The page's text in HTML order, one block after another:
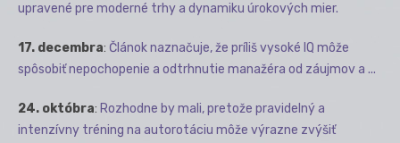
upravené pre moderné trhy a dynamiku úrokových mier.
17. decembra: Článok naznačuje, že príliš vysoké IQ môže
spôsobiť nepochopenie a odtrhnutie manažéra od záujmov a ...
24. októbra: Rozhodne by mali, pretože pravidelný a
intenzívny tréning na autorotáciu môže výrazne zvýšiť